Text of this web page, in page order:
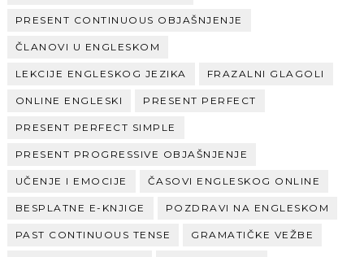
PRESENT CONTINUOUS OBJAŠNJENJE
ČLANOVI U ENGLESKOM
LEKCIJE ENGLESKOG JEZIKA FRAZALNI GLAGOLI
ONLINE ENGLESKI PRESENT PERFECT
PRESENT PERFECT SIMPLE
PRESENT PROGRESSIVE OBJAŠNJENJE
UČENJE I EMOCIJE ČASOVI ENGLESKOG ONLINE
BESPLATNE E-KNJIGE POZDRAVI NA ENGLESKOM
PAST CONTINUOUS TENSE GRAMATIČKE VEŽBE